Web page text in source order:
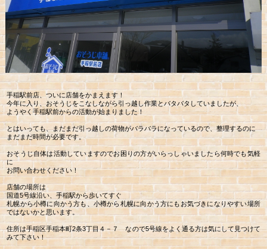
手稲駅前店、ついに店舗をかまえます！
今年に入り、おそうじをこなしながら引っ越し作業とバタバタしていましたが、
ようやく手稲駅前からの活動が始まりました！
とはいっても、まだまだ引っ越しの荷物がバラバラになっているので、整理するのに
まだまだ時間が必要です。
おそうじ自体は活動していますのでお困りの方がいらっしゃいましたら何時でも気軽
に
お問い合わせください！
店舗の場所は
国道5号線沿い、手稲駅から歩いてすぐ
札幌から小樽に向かう方も、小樽から札幌に向かう方にもお気づきになりやすい場所
ではないかと思います。
住所は手稲区手稲本町2条3丁目４－７ なので5号線をよく通る方は気にして見つけて
みて下さい！